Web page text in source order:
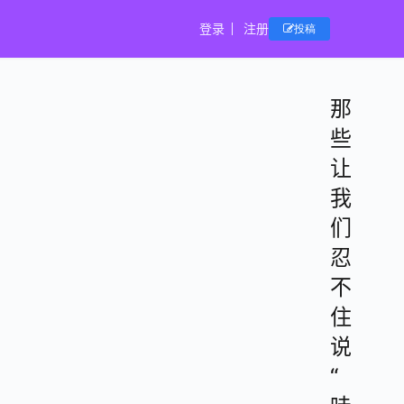
登录 注册 投稿
那
些
让
我
们
忍
不
住
说
“